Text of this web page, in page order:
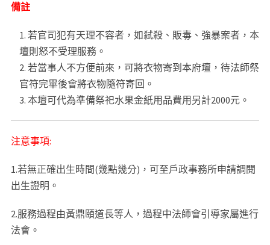
備註
若官司犯有天理不容者，如弒殺、販毒、強暴案者，本
壇則怒不受理服務。
若當事人不方便前來，可將衣物寄到本府壇，待法師祭
官符完畢後會將衣物隨符寄回。
本壇可代為準備祭祀水果金紙用品費用另計2000元。
注意事項:
1.若無正確出生時間(幾點幾分)，可至戶政事務所申請調閱
出生證明。
2.服務過程由黃鼎頤道長等人，過程中法師會引導家屬進行
法會。